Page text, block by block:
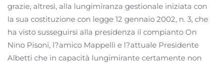
grazie, altresì, alla lungimiranza gestionale iniziata con
la sua costituzione con legge 12 gennaio 2002, n. 3, che
ha visto susseguirsi alla presidenza il compianto On
Nino Pisoni, l?amico Mappelli e l?attuale Presidente
Albetti che in capacità lungimirante certamente non